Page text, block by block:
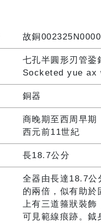
故銅
七孔半圓形刃管銎
Socketed yue
銅器
商晚期至西周早期
西元前11世紀
長18.7公分
全器由長達18.7公
的兩倍，似有助於
上有三道箍狀裝飾
可見範線痕跡。鉞